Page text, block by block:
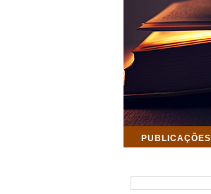
PUBLICAÇÕES